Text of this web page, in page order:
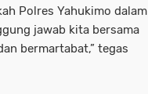
Polres Yahukimo dalam
jawab kita bersama
bermartabat,” tegas